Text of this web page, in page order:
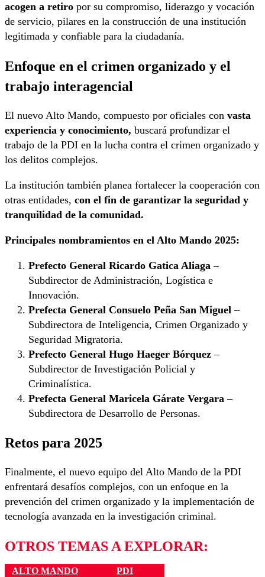
acogen a retiro por su compromiso, liderazgo y vocación
de servicio, pilares en la construcción de una institución
legitimada y confiable para la ciudadanía.
Enfoque en el crimen organizado y el
trabajo interagencial
El nuevo Alto Mando, compuesto por oficiales con vasta
experiencia y conocimiento, buscará profundizar el
trabajo de la PDI en la lucha contra el crimen organizado y
los delitos complejos.
La institución también planea fortalecer la cooperación con
otras entidades, con el fin de garantizar la seguridad y
tranquilidad de la comunidad.
Principales nombramientos en el Alto Mando 2025:
Prefecto General Ricardo Gatica Aliaga –
Subdirector de Administración, Logística e
Innovación.
Prefecta General Consuelo Peña San Miguel –
Subdirectora de Inteligencia, Crimen Organizado y
Seguridad Migratoria.
Prefecto General Hugo Haeger Bórquez –
Subdirector de Investigación Policial y
Criminalística.
Prefecta General Maricela Gárate Vergara –
Subdirectora de Desarrollo de Personas.
Retos para 2025
Finalmente, el nuevo equipo del Alto Mando de la PDI
enfrentará desafíos complejos, con un enfoque en la
prevención del crimen organizado y la implementación de
tecnología avanzada en la investigación criminal.
OTROS TEMAS A EXPLORAR:
ALTO MANDO PDI